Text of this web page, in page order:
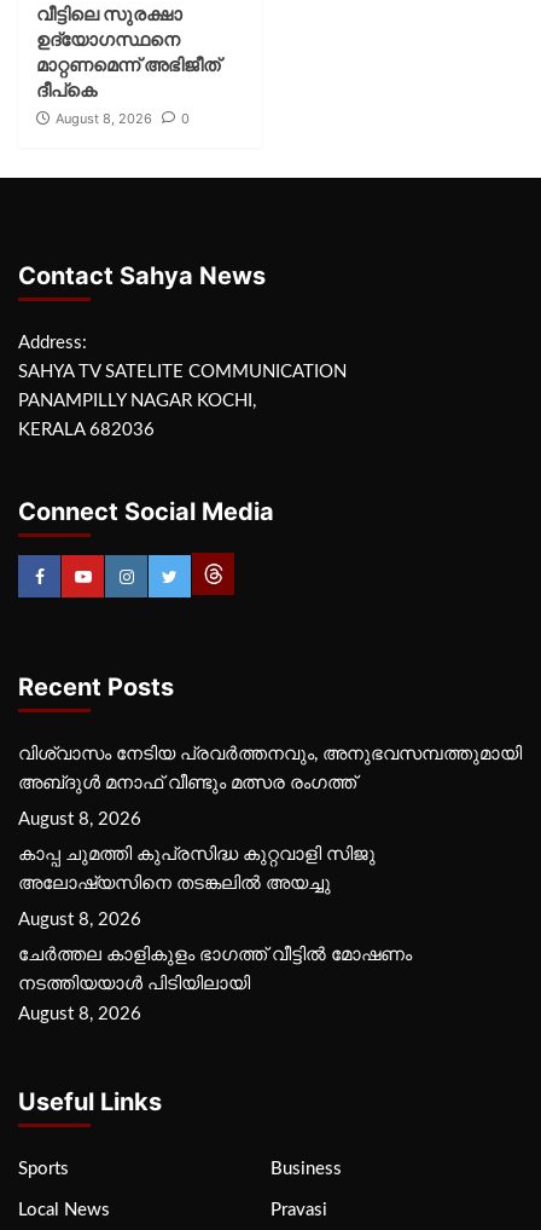
വീട്ടിലെ സുരക്ഷാ
ഉദ്യോഗസ്ഥനെ
മാറ്റണമെന്ന് അഭിജീത്
ദീപ്‌കെ
August 8, 2026 0
Contact Sahya News
Address:
SAHYA TV SATELITE COMMUNICATION
PANAMPILLY NAGAR KOCHI,
KERALA 682036
Connect Social Media
Recent Posts
വിശ്വാസം നേടിയ പ്രവർത്തനവും, അനുഭവസമ്പത്തുമായി
അബ്‌ദുൾ മനാഫ് വീണ്ടും മത്സര രംഗത്ത്
August 8, 2026
കാപ്പ ചുമത്തി കുപ്രസിദ്ധ കുറ്റവാളി സിജു
അലോഷ്യസിനെ തടങ്കലിൽ അയച്ചു
August 8, 2026
ചേർത്തല കാളികുളം ഭാഗത്ത് വീട്ടിൽ മോഷണം
നടത്തിയയാൾ പിടിയിലായി
August 8, 2026
Useful Links
Sports Business
Local News Pravasi